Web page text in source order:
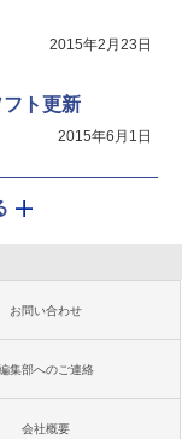
2015年2月23日
ト更新
2015年6月1日
お問い合わせ
集部へのご連絡
会社概要